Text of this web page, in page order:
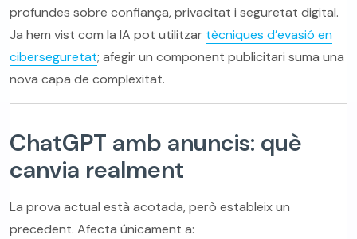
profundes sobre confiança, privacitat i seguretat digital.
Ja hem vist com la IA pot utilitzar tècniques d’evasió en
ciberseguretat; afegir un component publicitari suma una
nova capa de complexitat.
ChatGPT amb anuncis: què
canvia realment
La prova actual està acotada, però estableix un
precedent. Afecta únicament a: